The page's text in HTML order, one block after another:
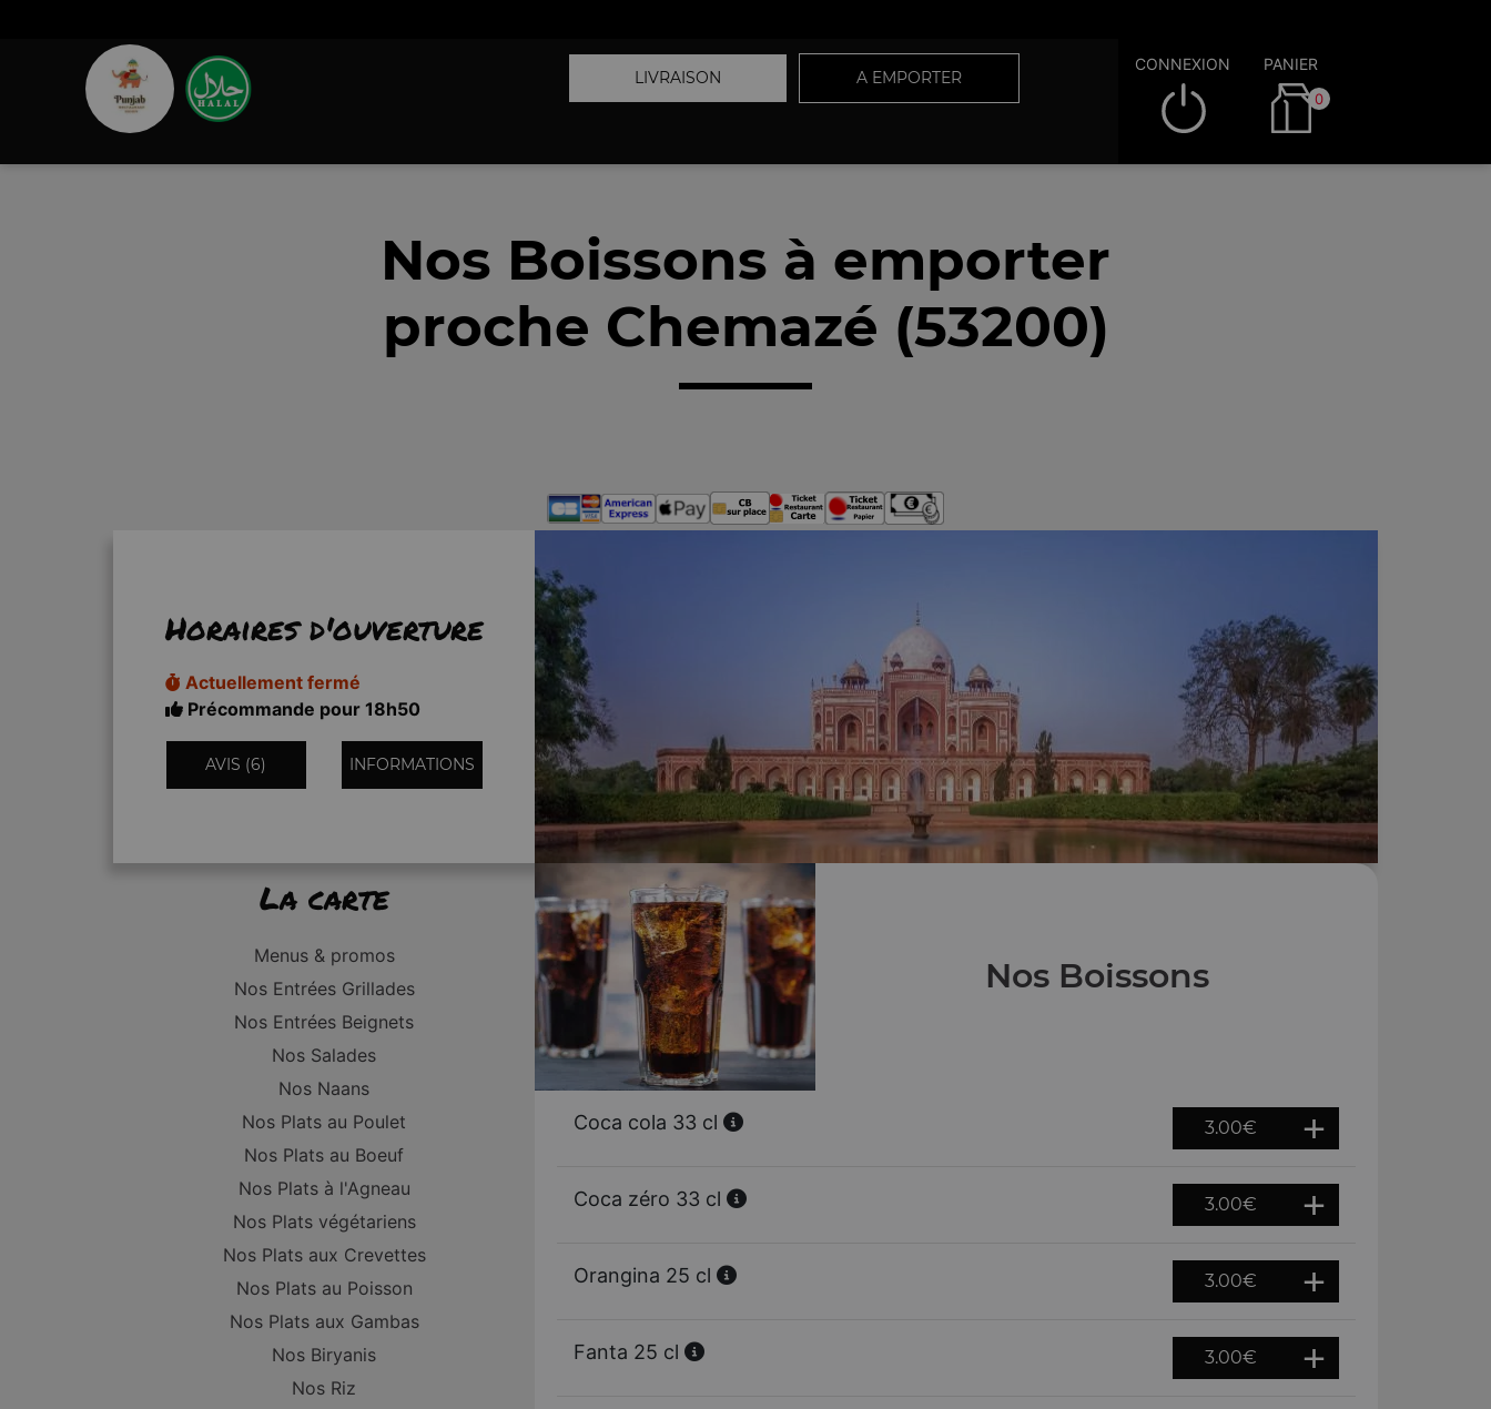
LIVRAISON A EMPORTER
CONNEXION PANIER
0
Nos Boissons à emporter
proche Chemazé (53200)
Horaires d'ouverture
Actuellement fermé
Précommande pour 18h50
AVIS (6) INFORMATIONS
La carte
Menus & promos
Nos Entrées Grillades
Nos Entrées Beignets
Nos Salades
Nos Naans
Nos Plats au Poulet
Nos Plats au Boeuf
Nos Plats à l'Agneau
Nos Plats végétariens
Nos Plats aux Crevettes
Nos Plats au Poisson
Nos Plats aux Gambas
Nos Biryanis
Nos Riz
Nos Boissons
Coca cola 33 cl 3.00€
Coca zéro 33 cl 3.00€
Orangina 25 cl 3.00€
Fanta 25 cl 3.00€